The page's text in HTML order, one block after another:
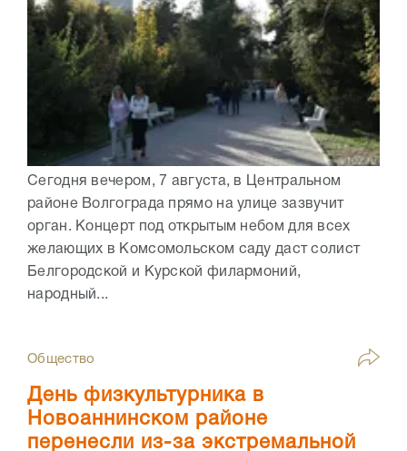
Сегодня вечером, 7 августа, в Центральном
районе Волгограда прямо на улице зазвучит
орган. Концерт под открытым небом для всех
желающих в Комсомольском саду даст солист
Белгородской и Курской филармоний,
народный...
Общество
День физкультурника в
Новоаннинском районе
перенесли из-за экстремальной